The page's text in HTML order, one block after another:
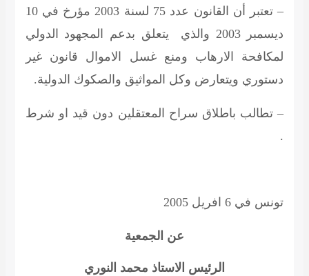
– تعتبر أن القانون عدد 75 لسنة 2003 مؤرخ في 10
ديسمبر 2003 والذي يتعلق بدعم المجهود الدولي
لمكافحة الارهاب ومنع غسل الاموال قانون غير
دستوري ويتعارض وكل المواثيق والصكوك الدولية.
– تطالب باطلاق سراح المعتقلين دون قيد او شرط
.
تونس في 6 افريل 2005
عن الجمعية
الرئيس الاستاذ محمد النوري